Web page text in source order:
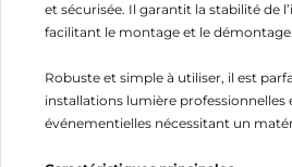
et sécurisée. Il garantit la stabilité de
facilitant le montage et le démontage.
Robuste et simple à utiliser, il est
installations lumière professionnelles
événementielles nécessitant un